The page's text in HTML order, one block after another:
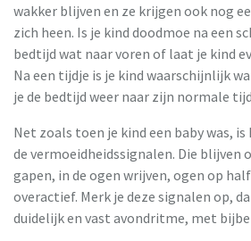
wakker blijven en ze krijgen ook nog
zich heen. Is je kind doodmoe na een
bedtijd wat naar voren of laat je kind
Na een tijdje is je kind waarschijnlijk
je de bedtijd weer naar zijn normale
Net zoals toen je kind een baby was,
de vermoeidheidssignalen. Die blijven
gapen, in de ogen wrijven, ogen op
overactief. Merk je deze signalen op,
duidelijk en vast avondritme, met